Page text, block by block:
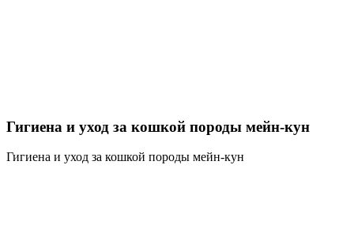
Гигиена и уход за кошкой породы мейн-кун
Гигиена и уход за кошкой породы мейн-кун